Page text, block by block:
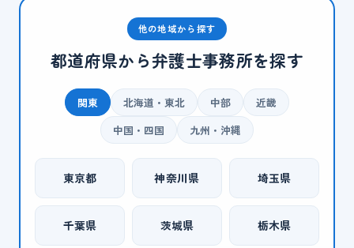
他の地域から探す
都道府県から弁護士事務所を探す
関東 北海道・東北 中部
近畿
中国・四国
九州・沖縄
東京都 神奈川県 埼玉県
千葉県 茨城県 栃木県